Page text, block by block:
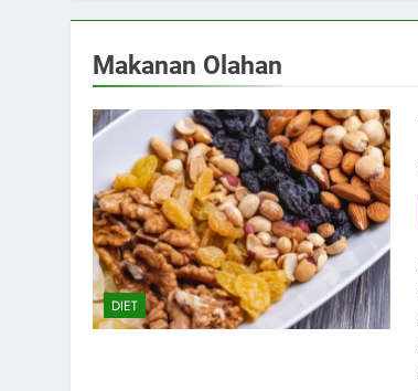
Makanan Olahan
DIET